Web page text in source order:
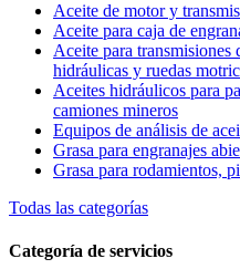
Aceite de motor y
Aceite para caja de
Aceite para transmisiones
hidráulicas y ruedas
Aceites hidráulicos para
camiones mineros
Equipos de análisis de
Grasa para engranajes
Grasa para rodamientos,
Todas las categorías
Categoría de servicios